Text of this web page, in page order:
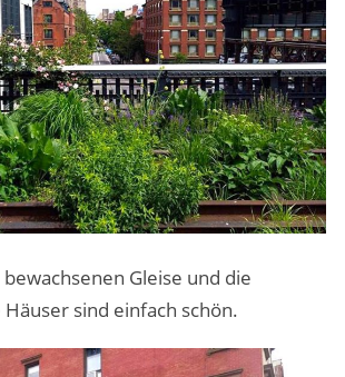
Gleise und die
sind einfach schön.